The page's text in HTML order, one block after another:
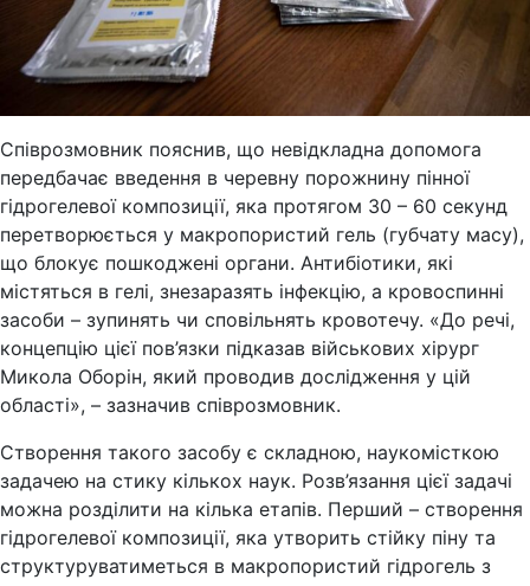
Співрозмовник пояснив, що невідкладна допомога
передбачає введення в черевну порожнину пінної
гідрогелевої композиції, яка протягом 30 – 60 секунд
перетворюється у макропористий гель (губчату масу),
що блокує пошкоджені органи. Антибіотики, які
містяться в гелі, знезаразять інфекцію, а кровоспинні
засоби – зупинять чи сповільнять кровотечу. «До речі,
концепцію цієї пов’язки підказав військових хірург
Микола Оборін, який проводив дослідження у цій
області», – зазначив співрозмовник.
Створення такого засобу є складною, наукомісткою
задачею на стику кількох наук. Розв’язання цієї задачі
можна розділити на кілька етапів. Перший – створення
гідрогелевої композиції, яка утворить стійку піну та
структуруватиметься в макропористий гідрогель з